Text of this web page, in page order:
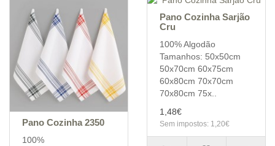
Pano Cozinha 2350
100%
Pano Cozinha Sarjão
Cru
100% Algodão
Tamanhos: 50x50cm
50x70cm 60x75cm
60x80cm 70x70cm
70x80cm 75x..
1,48€
Sem impostos: 1,20€